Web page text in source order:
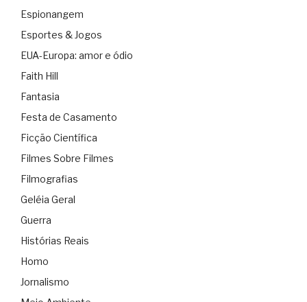
Espionangem
Esportes & Jogos
EUA-Europa: amor e ódio
Faith Hill
Fantasia
Festa de Casamento
Ficção Científica
Filmes Sobre Filmes
Filmografias
Geléia Geral
Guerra
Histórias Reais
Homo
Jornalismo